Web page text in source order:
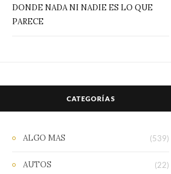
DONDE NADA NI NADIE ES LO QUE
PARECE
CATEGORÍAS
ALGO MAS (539)
AUTOS (22)